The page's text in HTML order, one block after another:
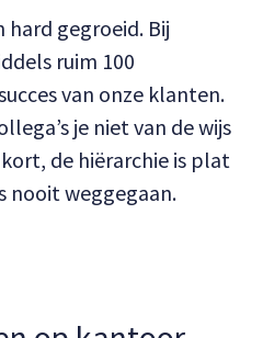
hard gegroeid. Bij
ruim 100
van onze klanten.
je niet van de wijs
de hiërarchie is plat
nooit weggegaan.